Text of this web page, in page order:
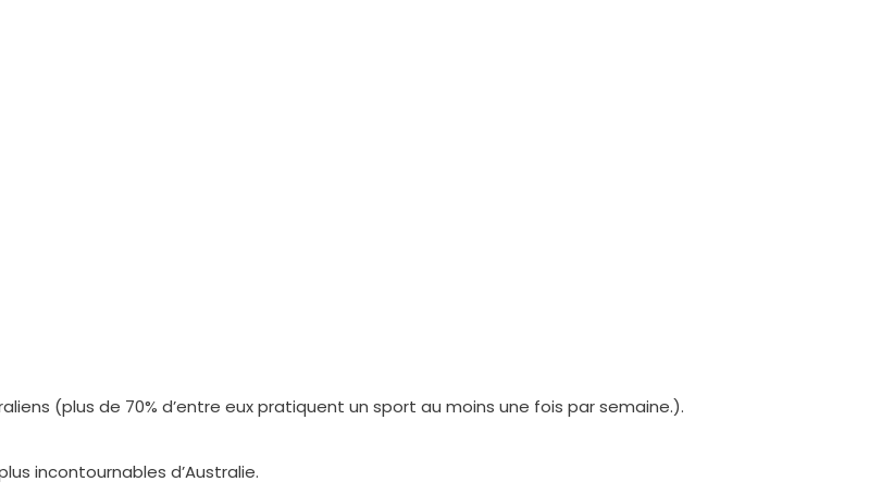
(plus de 70% d’entre eux pratiquent un sport au moins une fois par semaine.).
incontournables d’Australie.